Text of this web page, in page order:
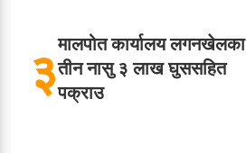
३मालपोत कार्यालय लगनखेलका
तीन नासु ३ लाख घुससहित
पक्राउ